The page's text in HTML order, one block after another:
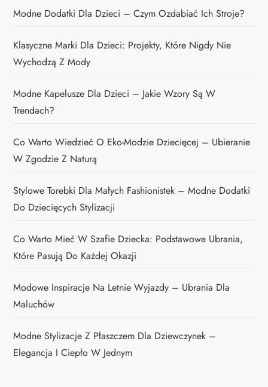
Modne Dodatki Dla Dzieci – Czym Ozdabiać Ich Stroje?
Klasyczne Marki Dla Dzieci: Projekty, Które Nigdy Nie
Wychodzą Z Mody
Modne Kapelusze Dla Dzieci – Jakie Wzory Są W
Trendach?
Co Warto Wiedzieć O Eko-Modzie Dziecięcej – Ubieranie
W Zgodzie Z Naturą
Stylowe Torebki Dla Małych Fashionistek – Modne Dodatki
Do Dziecięcych Stylizacji
Co Warto Mieć W Szafie Dziecka: Podstawowe Ubrania,
Które Pasują Do Każdej Okazji
Modowe Inspiracje Na Letnie Wyjazdy – Ubrania Dla
Maluchów
Modne Stylizacje Z Płaszczem Dla Dziewczynek –
Elegancja I Ciepło W Jednym